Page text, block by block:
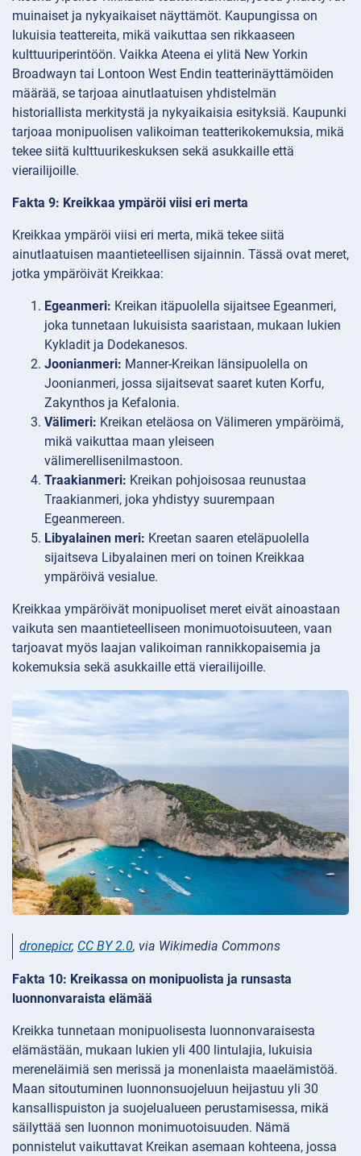
muinaiset ja nykyaikaiset näyttämöt. Kaupungissa on
lukuisia teattereita, mikä vaikuttaa sen rikkaaseen
kulttuuriperintöön. Vaikka Ateena ei ylitä New Yorkin
Broadwayn tai Lontoon West Endin teatterinäyttämöiden
määrää, se tarjoaa ainutlaatuisen yhdistelmän
historiallista merkitystä ja nykyaikaisia esityksiä. Kaupunki
tarjoaa monipuolisen valikoiman teatterikokemuksia, mikä
tekee siitä kulttuurikeskuksen sekä asukkaille että
vierailijoille.
Fakta 9: Kreikkaa ympäröi viisi eri merta
Kreikkaa ympäröi viisi eri merta, mikä tekee siitä
ainutlaatuisen maantieteellisen sijainnin. Tässä ovat meret,
jotka ympäröivät Kreikkaa:
Egeanmeri: Kreikan itäpuolella sijaitsee Egeanmeri,
joka tunnetaan lukuisista saaristaan, mukaan lukien
Kykladit ja Dodekanesos.
Joonianmeri: Manner-Kreikan länsipuolella on
Joonianmeri, jossa sijaitsevat saaret kuten Korfu,
Zakynthos ja Kefalonia.
Välimeri: Kreikan eteläosa on Välimeren ympäröimä,
mikä vaikuttaa maan yleiseen
välimerellisenilmastoon.
Traakianmeri: Kreikan pohjoisosaa reunustaa
Traakianmeri, joka yhdistyy suurempaan
Egeanmereen.
Libyalainen meri: Kreetan saaren eteläpuolella
sijaitseva Libyalainen meri on toinen Kreikkaa
ympäröivä vesialue.
Kreikkaa ympäröivät monipuoliset meret eivät ainoastaan
vaikuta sen maantieteelliseen monimuotoisuuteen, vaan
tarjoavat myös laajan valikoiman rannikkopaisemia ja
kokemuksia sekä asukkaille että vierailijoille.
dronepicr, CC BY 2.0, via Wikimedia Commons
Fakta 10: Kreikassa on monipuolista ja runsasta
luonnonvaraista elämää
Kreikka tunnetaan monipuolisesta luonnonvaraisesta
elämästään, mukaan lukien yli 400 lintulajia, lukuisia
mereneläimiä sen merissä ja monenlaista maaelämistöä.
Maan sitoutuminen luonnonsuojeluun heijastuu yli 30
kansallispuiston ja suojelualueen perustamisessa, mikä
säilyttää sen luonnon monimuotoisuuden. Nämä
ponnistelut vaikuttavat Kreikan asemaan kohteena, jossa